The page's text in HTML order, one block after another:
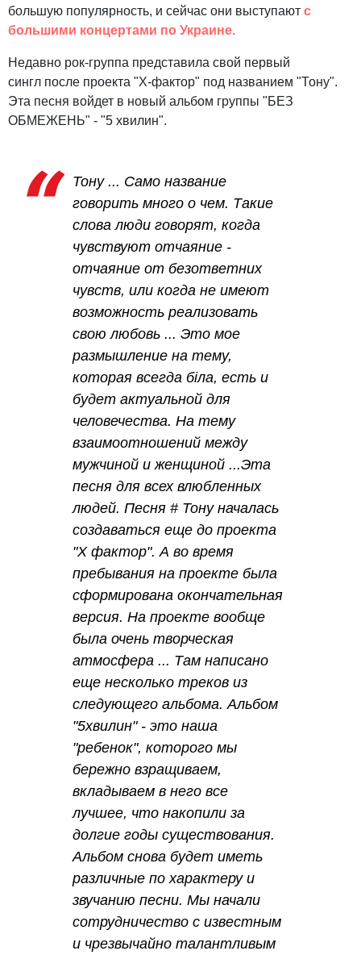
большую популярность, и сейчас они выступают с
большими концертами по Украине.
Недавно рок-группа представила свой первый
сингл после проекта "Х-фактор" под названием "Тону".
Эта песня войдет в новый альбом группы "БЕЗ
ОБМЕЖЕНЬ" - "5 хвилин".
Тону ... Само название
говорить много о чем. Такие
слова люди говорят, когда
чувствуют отчаяние -
отчаяние от безответних
чувств, или когда не имеют
возможность реализовать
свою любовь ... Это мое
размышление на тему,
которая всегда біла, есть и
будет актуальной для
человечества. На тему
взаимоотношений между
мужчиной и женщиной ...Эта
песня для всех влюбленных
людей. Песня # Тону началась
создаваться еще до проекта
"Х фактор". А во время
пребывания на проекте была
сформирована окончательная
версия. На проекте вообще
была очень творческая
атмосфера ... Там написано
еще несколько треков из
следующего альбома. Альбом
"5хвилин" - это наша
"ребенок", которого мы
бережно взращиваем,
вкладываем в него все
лучшее, что накопили за
долгие годы существования.
Альбом снова будет иметь
различные по характеру и
звучанию песни. Мы начали
сотрудничество с известным
и чрезвычайно талантливым